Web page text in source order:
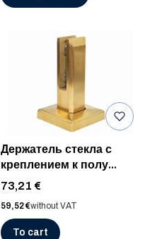
Держатель стекла с
креплением к полу
SPIGOT 50x50мм
H=182мм Стекло 12-
17,52мм, AISI 304,
ЗОЛОТОЙ ШЛИФ
Price
73,21 €
Price
59,52 €without VAT
To cart